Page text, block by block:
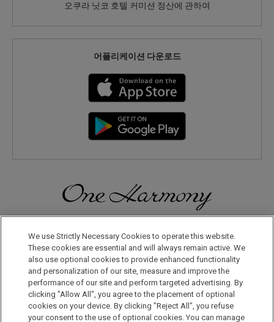
오쿠라 닛코 호텔 커미션 정산에 관하여
어플리케이션 다운로드
로 등록하시면 다양한 혜택을 누리실 수 있습니다.
회원 가입은 이곳으로
We use Strictly Necessary Cookies to operate this website.
These cookies are essential and will always remain active. We
also use optional cookies to provide enhanced functionality
and personalization of our site, measure and improve the
performance of our site and perform targeted advertising. By
clicking "Allow All", you agree to the placement of optional
cookies on your device. By clicking "Reject All", you refuse
your consent to the use of optional cookies. You can manage